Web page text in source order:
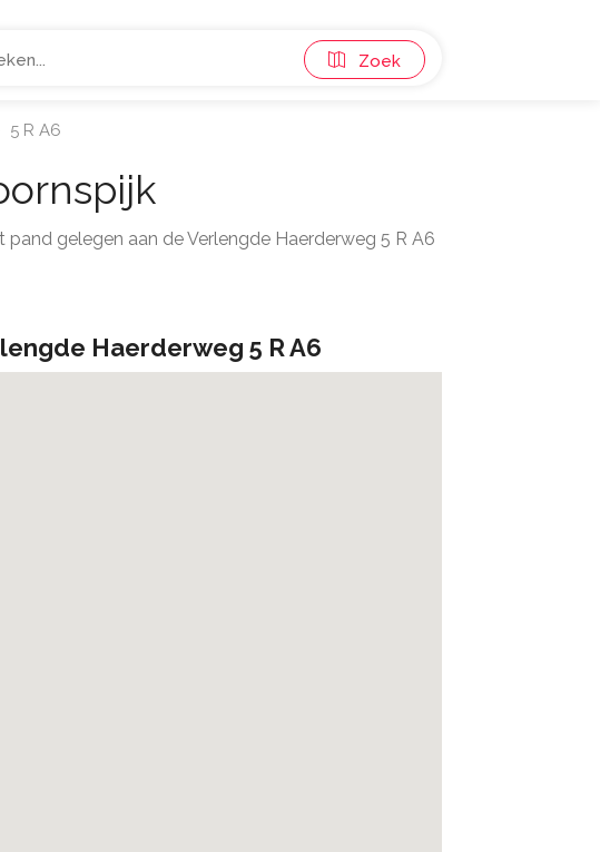
Zoek
5 R A6
gelegen aan de Verlengde Haerderweg 5 R A6
Haerderweg 5 R A6